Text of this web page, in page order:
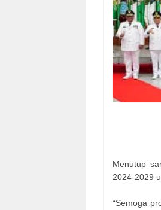
Menutup
2024-2029
“Semoga